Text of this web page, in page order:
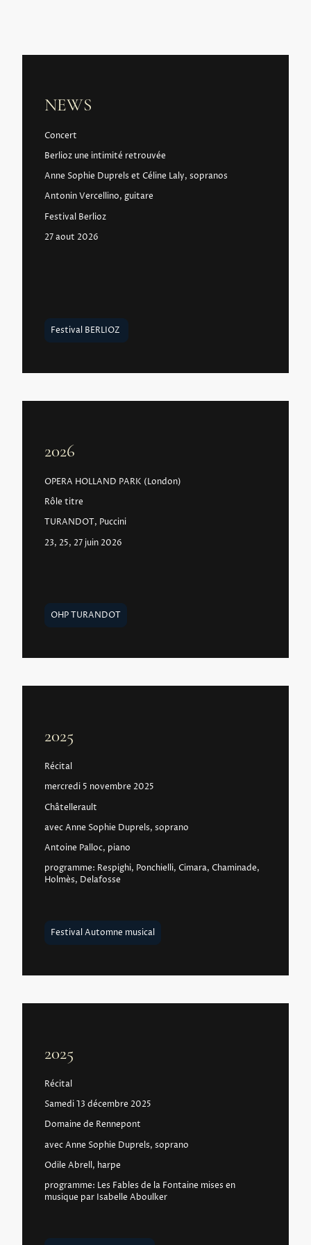
NEWS
Concert
Berlioz une intimité retrouvée
Anne Sophie Duprels et Céline Laly, sopranos
Antonin Vercellino, guitare
Festival Berlioz
27 aout 2026
Festival BERLIOZ
2026
OPERA HOLLAND PARK (London)
Rôle titre
TURANDOT, Puccini
23, 25, 27 juin 2026
OHP TURANDOT
2025
Récital
mercredi 5 novembre 2025
Châtellerault
avec Anne Sophie Duprels, soprano
Antoine Palloc, piano
programme: Respighi, Ponchielli, Cimara, Chaminade,
Holmès, Delafosse
Festival Automne musical
2025
Récital
Samedi 13 décembre 2025
Domaine de Rennepont
avec Anne Sophie Duprels, soprano
Odile Abrell, harpe
programme: Les Fables de la Fontaine mises en
musique par Isabelle Aboulker